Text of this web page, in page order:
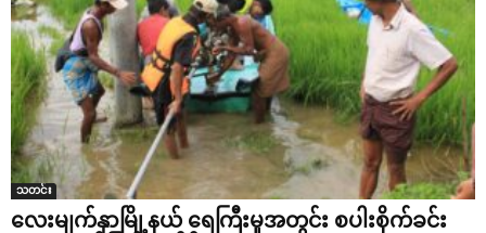
သတင်း
လေးမျက်နှာမြို့နယ် ရေကြီးမှုအတွင်း စပါးစိုက်ခင်း